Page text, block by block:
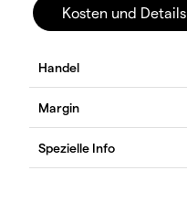
Kosten und Details